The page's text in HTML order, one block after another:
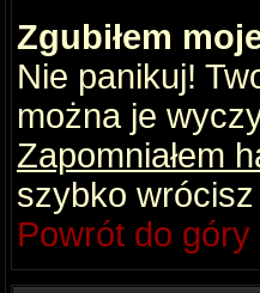
Zgubiłem
Nie panikuj!
można je
Zapomniałem
szybko
Powrót do góry